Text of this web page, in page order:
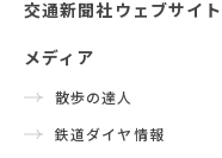
交通新聞社ウェブサイト
メディア
散歩の達人
鉄道ダイヤ情報